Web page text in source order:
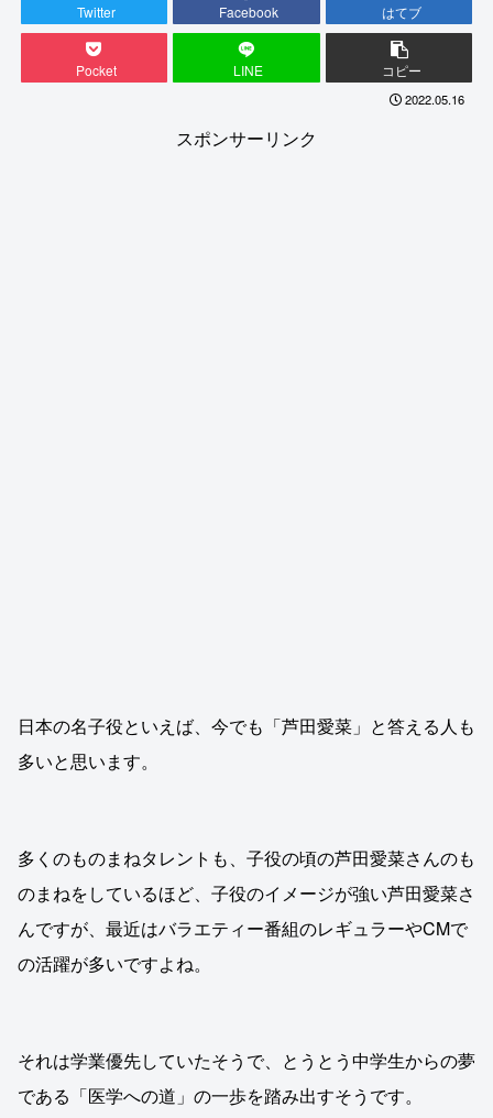
Twitter Facebook はてブ
Pocket LINE コピー
2022.05.16
スポンサーリンク
日本の名子役といえば、今でも「芦田愛菜」と答える人も
多いと思います。
多くのものまねタレントも、子役の頃の芦田愛菜さんのも
のまねをしているほど、子役のイメージが強い芦田愛菜さ
んですが、最近はバラエティー番組のレギュラーやCMで
の活躍が多いですよね。
それは学業優先していたそうで、とうとう中学生からの夢
である「医学への道」の一歩を踏み出すそうです。